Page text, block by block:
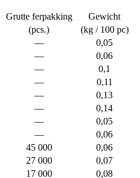
Grutte ferpakking
Gewicht
(pcs.)
(kg / 100 pc)
—
0,05
—
0,06
—
0,1
—
0,11
—
0,13
—
0,14
—
0,05
—
0,06
45 000
0,06
27 000
0,07
17 000
0,08